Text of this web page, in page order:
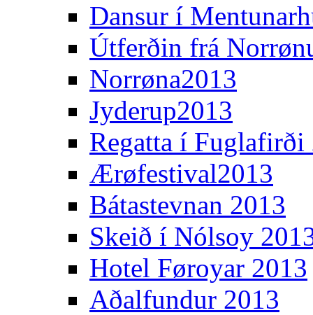
Dansur í
Útferðin frá
Norrøna2013
Jyderup2013
Regatta í Fuglafirði
Ærøfestival2013
Bátastevnan 2013
Skeið í Nólsoy
Hotel Føroyar 2013
Aðalfundur 2013